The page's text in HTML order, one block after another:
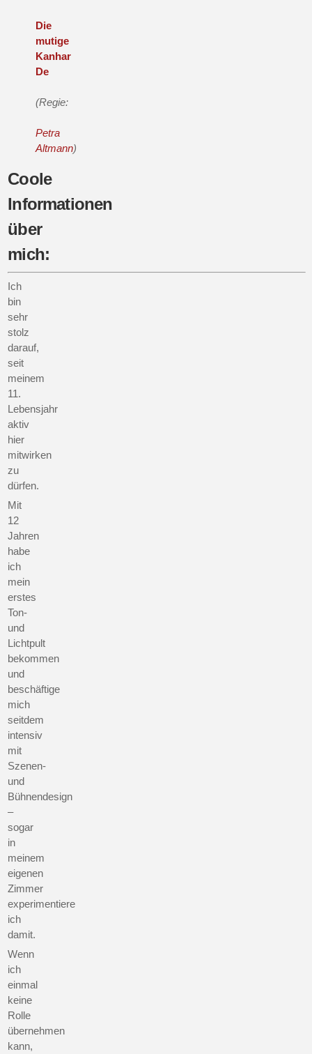
Die
mutige
Kanhar
De
(Regie:
Petra
Altmann)
Coole
Informationen
über
mich:
Ich
bin
sehr
stolz
darauf,
seit
meinem
11.
Lebensjahr
aktiv
hier
mitwirken
zu
dürfen.
Mit
12
Jahren
habe
ich
mein
erstes
Ton-
und
Lichtpult
bekommen
und
beschäftige
mich
seitdem
intensiv
mit
Szenen-
und
Bühnendesign
–
sogar
in
meinem
eigenen
Zimmer
experimentiere
ich
damit.
Wenn
ich
einmal
keine
Rolle
übernehmen
kann,